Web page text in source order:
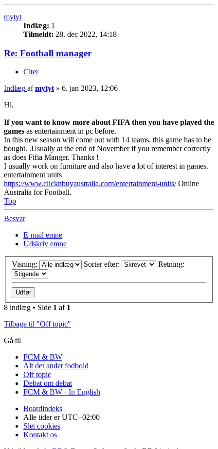
mytyt
Indlæg: 1
Tilmeldt: 28. dec 2022, 14:18
Re: Football manager
Citer
Indlæg afmytyt » 6. jan 2023, 12:06
Hi,
If you want to know more about FIFA then you have played the
games as entertainment in pc before.
In this new season will come out with 14 teams, this game has to be
bought. .Usually at the end of November if you remember correctly
as does Fifia Manger. Thanks !
I usually work on furniture and also have a lot of interest in games.
entertainment units
https://www.clicknbuyaustralia.com/entertainment-units/Online
Australia for Football.
Top
Besvar
E-mail emne
Udskriv emne
Visning: Sorter efter: Retning:
8 indlæg • Side 1 af 1
Tilbage til "Off topic"
Gå til
FCM & BW
Alt det andet fodbold
Off topic
Debat om debat
FCM & BW - In English
Boardindeks
Alle tider erUTC+02:00
Slet cookies
Kontakt os